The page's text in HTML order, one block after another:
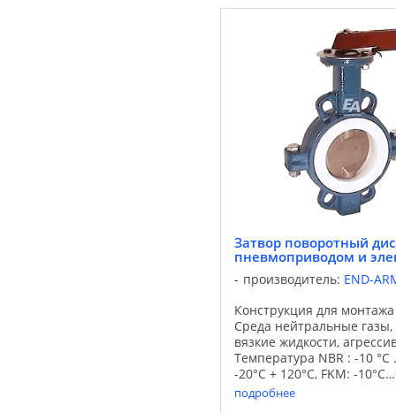
Затвор поворотный
пневмоприводом и
производитель: END-
Конструкция для
Среда нейтральные
вязкие жидкости,
Температура NBR : -10 °С
-20°С + 120°С, FKM: -
алюминий, чугун GGG-40
FKM Затвор ...
подробнее